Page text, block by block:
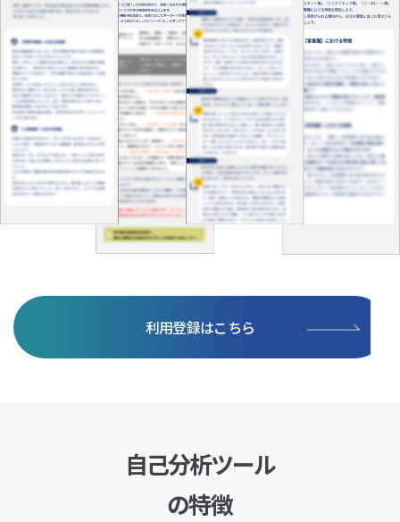
利用登録はこちら
自己分析ツール
の特徴